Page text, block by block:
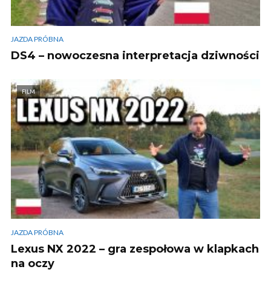
JAZDA PRÓBNA
DS4 – nowoczesna interpretacja dziwności
FILM
JAZDA PRÓBNA
Lexus NX 2022 – gra zespołowa w klapkach
na oczy